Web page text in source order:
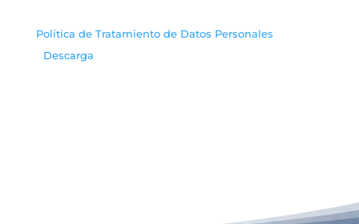
Política de Tratamiento de Datos Personales
Descarga